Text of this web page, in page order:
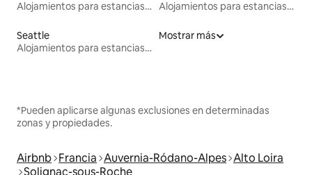
Alojamientos para estancias largas
Alojamientos para estancias largas
Seattle
Alojamientos para estancias largas
Mostrar más
*Pueden aplicarse algunas exclusiones en determinadas
zonas y propiedades.
Airbnb Francia Auvernia-Ródano-Alpes Alto Loira
Solignac-sous-Roche